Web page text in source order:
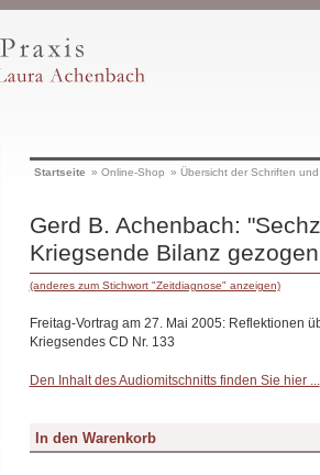
Startseite » Online-Shop » Übersicht der Schriften
Gerd B. Achenbach:
Kriegsende Bilanz
(anderes zum Stichwort "Zeitdiagnose" anzeigen)
Freitag-Vortrag am 27. Mai 2005: Reflektionen
Kriegsendes CD Nr. 133
Den Inhalt des Audiomitschnitts finden Sie hier ...